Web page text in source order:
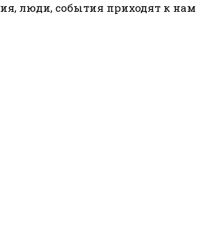
люди, события приходят к нам